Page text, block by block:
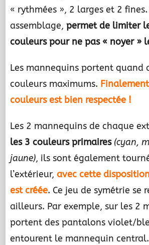
« rythmées », 2 larges et 2 fines.
assemblage, permet de limiter
couleurs pour ne pas « noyer »
Les mannequins portent quand
couleurs maximums.
couleurs est bien respectée !
Les 2 mannequins de chaque
les 3 couleurs primaires (cyan,
jaune), ils sont également
l’extérieur, avec cette
est créée. Ce jeu de symétrie se
ailleurs. Par exemple, sur les 2
portent des pantalons violet/
entourent le mannequin